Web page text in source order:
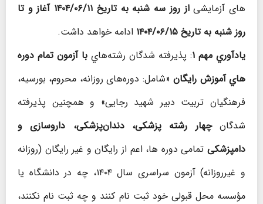
های آزمایشی
از روز سه شنبه به تاریخ ۱۴۰۴/۰۶/۱۱ آغاز و تا
روز شنبه به تاریخ ۱۴۰۴/۰۶/۱۵
ادامه خواهد داشت.
يادآوري مهم ۱ : پذیرفته شدگان رشته‌هاي با آزمون تمام دوره
«شامل: دوره‌های روزانه، محروم، بورسيه،
فرهنگيان تربیت دبیر شهید رجایی» و همچنین پذیرفته
شدگانچهار رشته پزشکی، دندان‌پزشکی، داروسازی و
دامپزشکی تمامی دوره ها، اعم از رایگان و غیر رایگان (روزانه
و غیرروزانه) آزمون سراسری سال ۱۴۰۴، چه در دانشگاه یا
مؤسسه محل قبولی خود ثبت نام کنند و چه ثبت نام نکنند،